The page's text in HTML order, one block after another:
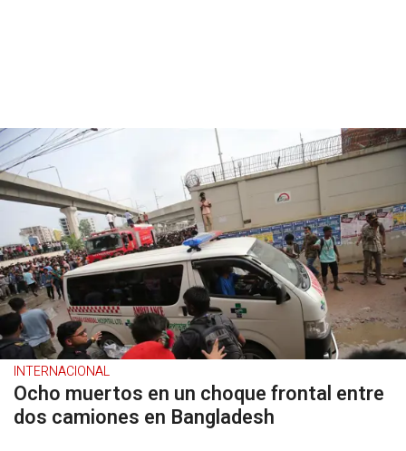
INTERNACIONAL
Ocho muertos en un choque frontal entre
dos camiones en Bangladesh